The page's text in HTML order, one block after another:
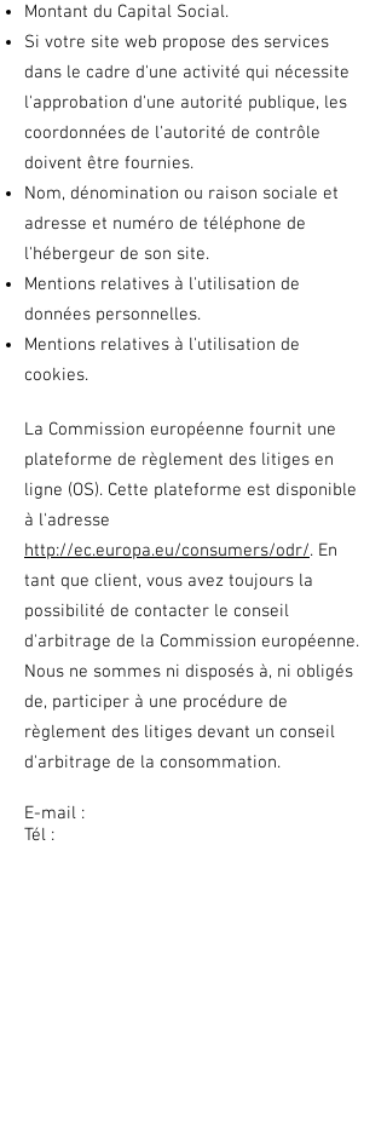
Montant du Capital Social.
Si votre site web propose des services
dans le cadre d'une activité qui nécessite
l'approbation d'une autorité publique, les
coordonnées de l'autorité de contrôle
doivent être fournies. ​​​
Nom, dénomination ou raison sociale et
adresse et numéro de téléphone de
l'hébergeur de son site.
Mentions relatives à l'utilisation de
données personnelles.
Mentions relatives à l'utilisation de
cookies.
La Commission européenne fournit une
plateforme de règlement des litiges en
ligne (OS). Cette plateforme est disponible
à l'adresse
http://ec.europa.eu/consumers/odr/. En
tant que client, vous avez toujours la
possibilité de contacter le conseil
d'arbitrage de la Commission européenne.
Nous ne sommes ni disposés à, ni obligés
de, participer à une procédure de
règlement des litiges devant un conseil
d'arbitrage de la consommation.
E-mail :
Tél :